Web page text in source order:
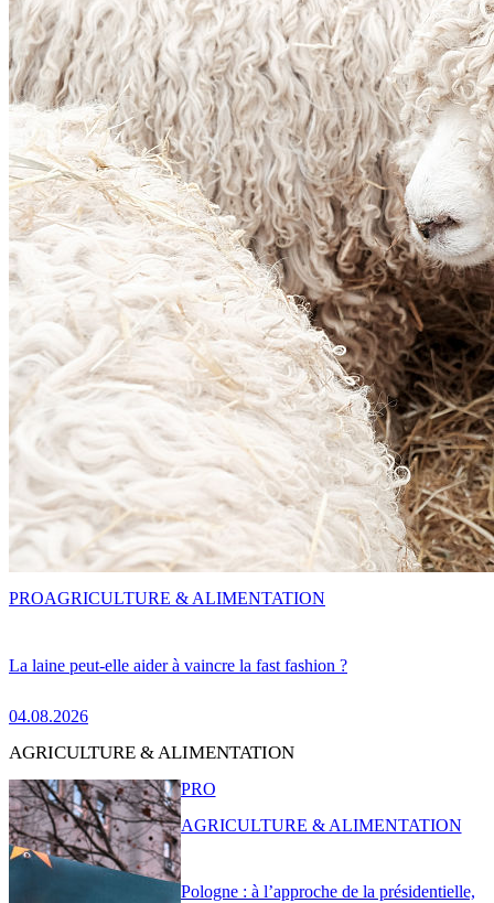
La laine peut-elle aider à vaincre la fast fashion ?
04.08.2026
PROAGRICULTURE & ALIMENTATION
AGRICULTURE & ALIMENTATION
Pologne : à l’approche de la présidentielle,
PRO
AGRICULTURE & ALIMENTATION